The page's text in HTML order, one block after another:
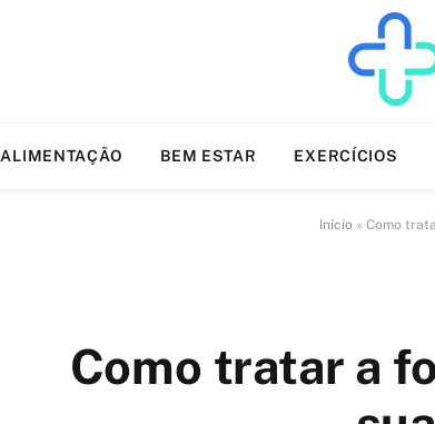
ALIMENTAÇÃO BEM ESTAR EXERCÍCIOS
Início » Como
Como tratar a